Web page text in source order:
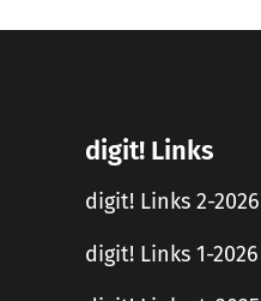
digit! Links
digit! Links 2-2026
digit! Links 1-2026